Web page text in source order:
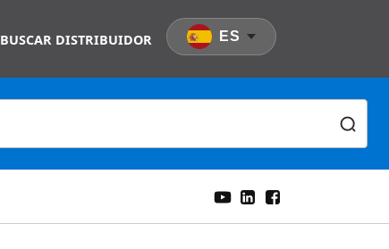
BUSCAR DISTRIBUIDOR ES